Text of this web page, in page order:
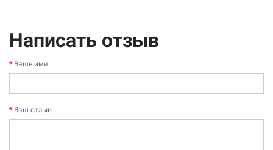
Написать отзыв
Ваше имя:
Ваш отзыв